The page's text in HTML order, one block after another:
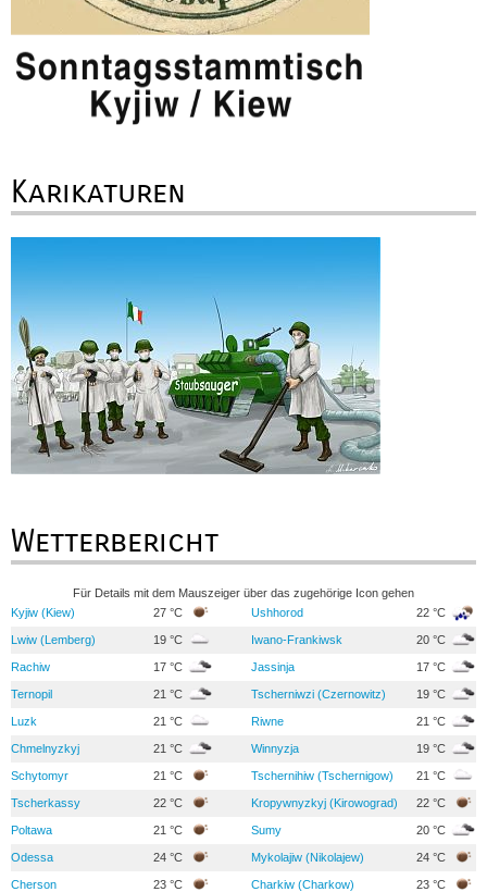
Karikaturen
Wetterbericht
Für Details mit dem Mauszeiger über das zugehörige Icon gehen
Kyjiw (Kiew)
27 °C Ushhorod 22 °C
Lwiw (Lemberg) 19 °C Iwano-Frankiwsk 20 °C
Rachiw 17 °C Jassinja 17 °C
Ternopil 21 °C Tscherniwzi (Czernowitz) 19 °C
Luzk 21 °C Riwne 21 °C
Chmelnyzkyj 21 °C Winnyzja 19 °C
Schytomyr 21 °C Tschernihiw (Tschernigow) 21 °C
Tscherkassy 22 °C Kropywnyzkyj (Kirowograd) 22 °C
Poltawa 21 °C Sumy 20 °C
Odessa 24 °C Mykolajiw (Nikolajew) 24 °C
Cherson 23 °C Charkiw (Charkow) 23 °C